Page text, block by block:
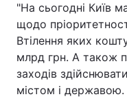
"На сьогодні Київ
щодо
Втілення яких
млрд грн. А також
заходів
містом і